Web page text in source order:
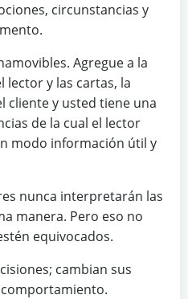
circunstancias y
Agregue a la
lector y las cartas, la
cliente y usted tiene una
de la cual el lector
modo información útil y
nunca interpretarán las
manera. Pero eso no
equivocados.
cambian sus